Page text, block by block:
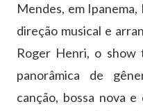
Mendes, em
direção musical e
Roger Henri, o show
panorâmica de
canção, bossa nova